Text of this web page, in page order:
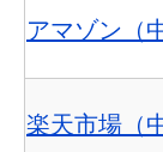
アマゾン（
楽天市場（